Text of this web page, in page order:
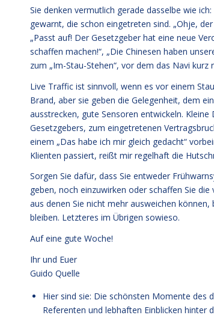
Sie denken vermutlich gerade dasselbe wie
gewarnt, die schon eingetreten sind. „Ohje,
„Passt auf! Der Gesetzgeber hat eine neue
schaffen machen!“, „Die Chinesen haben
zum „Im-Stau-Stehen“, vor dem das Navi
Live Traffic ist sinnvoll, wenn es vor einem
Brand, aber sie geben die Gelegenheit, dem
ausstrecken, gute Sensoren entwickeln.
Gesetzgebers, zum eingetretenen
einem „Das habe ich mir gleich gedacht“
Klienten passiert, reißt mir regelhaft die
Sorgen Sie dafür, dass Sie entweder
geben, noch einzuwirken oder schaffen Sie
aus denen Sie nicht mehr ausweichen
bleiben. Letzteres im Übrigen sowieso.
Auf eine gute Woche!
Ihr und Euer
Guido Quelle
Hier sind sie: Die schönsten Momente des
Referenten und lebhaften Einblicken hinter